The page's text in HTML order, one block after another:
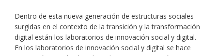
Dentro de esta nueva generación de estructuras sociales
surgidas en el contexto de la transición y la transformación
digital están los laboratorios de innovación social y digital.
En los laboratorios de innovación social y digital se hace